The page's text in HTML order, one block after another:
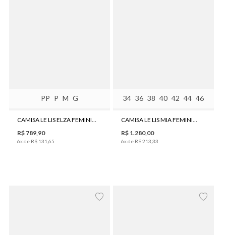
PP P M G
CAMISA LE LIS ELZA FEMININA
R$ 789,90
6x de R$ 131,65
34 36 38 40 42 44 46
CAMISA LE LIS MIA FEMININA
R$ 1.280,00
6x de R$213,33